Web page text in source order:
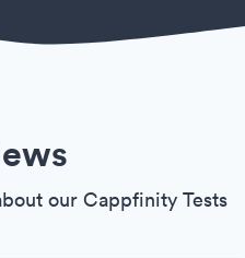
our Cappfinity Tests